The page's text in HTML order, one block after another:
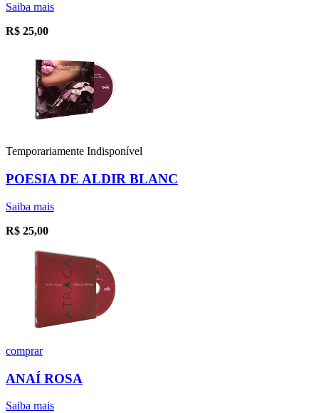
Saiba mais
R$ 25,00
Temporariamente Indisponível
POESIA DE ALDIR BLANC
Saiba mais
R$ 25,00
comprar
ANAÍ ROSA
Saiba mais